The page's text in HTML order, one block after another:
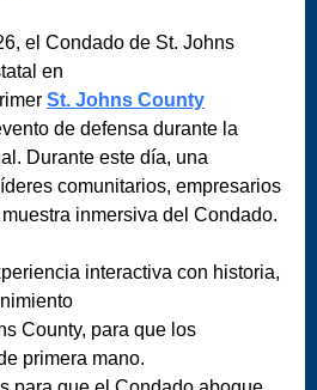
el Condado de St. Johns
en
St. Johns County
de defensa durante la
Durante este día, una
comunitarios, empresarios
inmersiva del Condado.
interactiva con historia,
County, para que los
primera mano.